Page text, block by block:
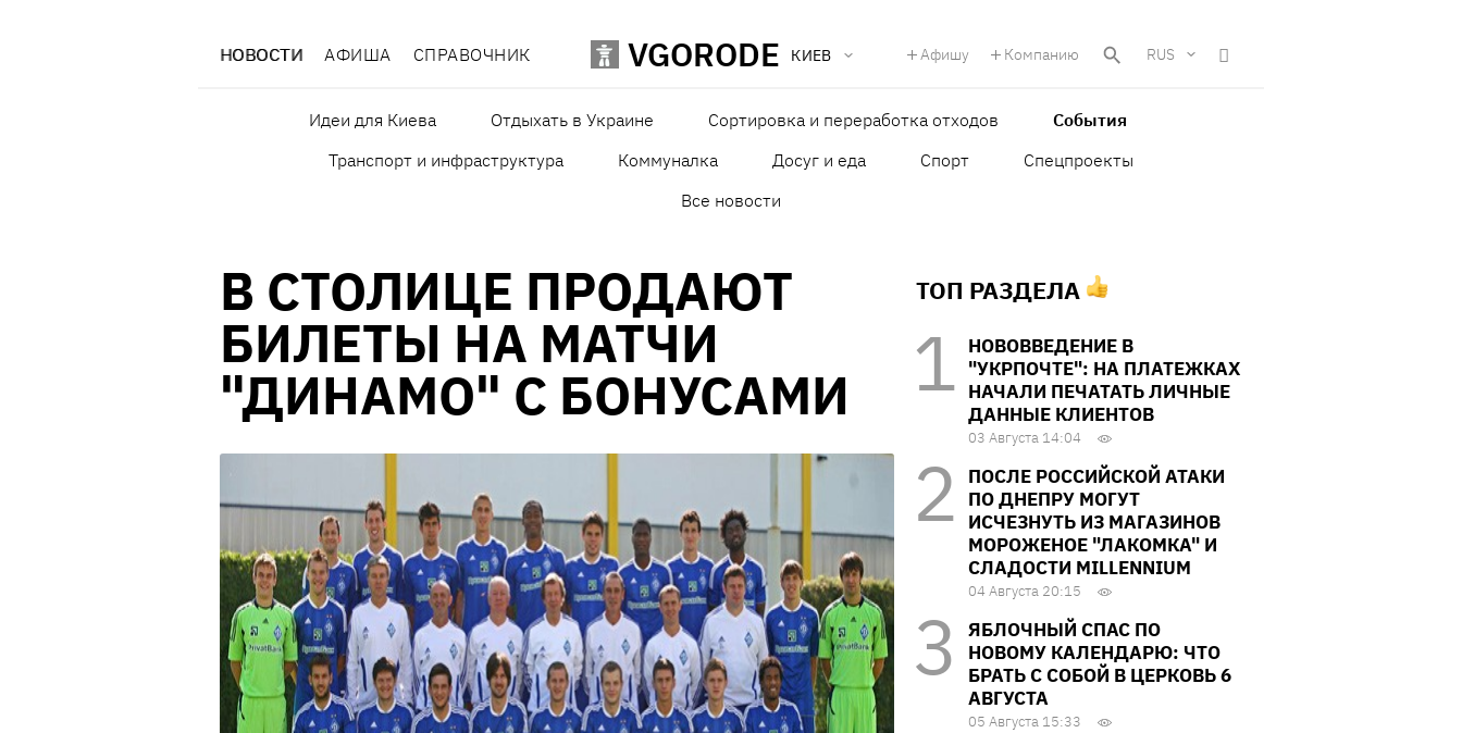
НОВОСТИ АФИША СПРАВОЧНИК VGORODE КИЕВ Афишу Компанию RUS
Идеи для Киева Отдыхать в Украине Сортировка и переработка отходов
События
Транспорт и инфраструктура
Коммуналка Досуг и еда Спорт
Спецпроекты
Все новости
В СТОЛИЦЕ ПРОДАЮТ
БИЛЕТЫ НА МАТЧИ
"ДИНАМО" С БОНУСАМИ
ТОП РАЗДЕЛА
НОВОВВЕДЕНИЕ В
"УКРПОЧТЕ": НА ПЛАТЕЖКАХ
НАЧАЛИ ПЕЧАТАТЬ ЛИЧНЫЕ
ДАННЫЕ КЛИЕНТОВ
03 Августа 14:04
ПОСЛЕ РОССИЙСКОЙ АТАКИ
ПО ДНЕПРУ МОГУТ
ИСЧЕЗНУТЬ ИЗ МАГАЗИНОВ
МОРОЖЕНОЕ "ЛАКОМКА" И
СЛАДОСТИ MILLENNIUM
04 Августа 20:15
ЯБЛОЧНЫЙ СПАС ПО
НОВОМУ КАЛЕНДАРЮ: ЧТО
БРАТЬ С СОБОЙ В ЦЕРКОВЬ 6
АВГУСТА
05 Августа 15:33